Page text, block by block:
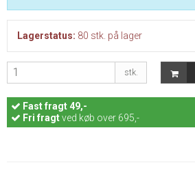
Lagerstatus: 80 stk. på lager
stk.
Fastfragt 49,-
Fri fragtved køb over 695,-